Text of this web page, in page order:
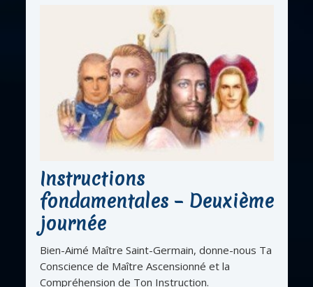
Instructions
fondamentales – Deuxième
journée
Bien-Aimé Maître Saint-Germain, donne-nous Ta
Conscience de Maître Ascensionné et la
Compréhension de Ton Instruction.